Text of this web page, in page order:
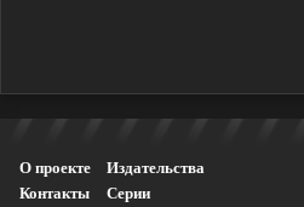
О проекте
Контакты
Издательства
Серии